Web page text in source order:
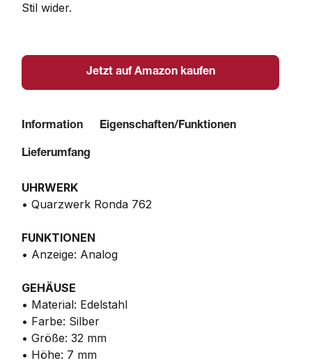
Stil wider.
Jetzt auf Amazon kaufen
Information Eigenschaften/Funktionen
Lieferumfang
UHRWERK
• Quarzwerk Ronda 762
FUNKTIONEN
• Anzeige: Analog
GEHÄUSE
• Material: Edelstahl
• Farbe: Silber
• Größe: 32 mm
• Höhe: 7 mm